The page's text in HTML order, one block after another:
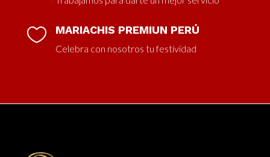
 MARIACHIS PREMIUN PERÚ
Celebra con nosotros tu festividad